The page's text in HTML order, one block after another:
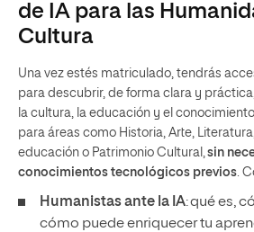
de IA para las
Cultura
Una vez estés matriculado, tendrás
para descubrir, de forma clara y
la cultura, la educación y el
para áreas como Historia, Arte,
educación o Patrimonio Cultural,sin
conocimientos tecnológicos previos.
Humanistas ante la IA: qué es,
cómo puede enriquecer tu